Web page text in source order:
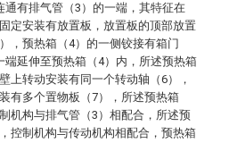
通有排气管（3）的一端，其特征在
定安装有放置板，放置板的顶部放置
，预热箱（4）的一侧铰接有箱门
端延伸至预热箱（4）内，所述预热箱
上转动安装有同一个转动轴（6），
有多个置物板（7），所述预热箱
机构与排气管（3）相配合，所述预
控制机构与传动机构相配合，预热箱